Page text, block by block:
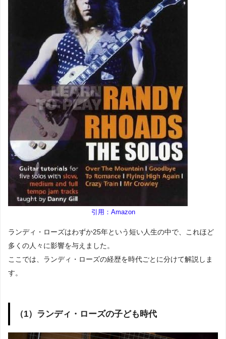
引用：Amazon
ランディ・ローズはわずか25年という短い人生の中で、これほど
多くの人々に影響を与えました。
ここでは、ランディ・ローズの経歴を時代ごとに分けて解説しま
す。
（1）ランディ・ローズの子ども時代